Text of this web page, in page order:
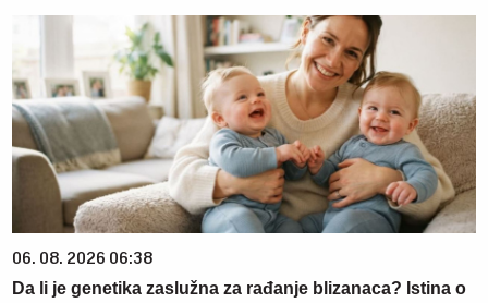
06. 08. 2026 06:38
Da li je genetika zaslužna za rađanje blizanaca? Istina o